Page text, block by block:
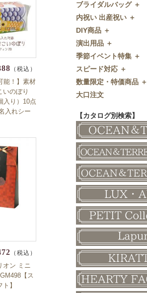
（税込）
能！】素材
のぼり
入り）10点
入れシー
（税込）
オン ミニ
【ス
】
チョコレート
ディズニー
ドラジェ
プチタオル
席札立て
耳かき＆ぺん
紅茶＆コーヒー
和風プチギフト
その他
引出物セット
和食器
名入れ贈呈品
特選ギフト
珈琲・紅茶
鰹節・フード
FLAVOR
席札
付箋・メッセージカ
印刷代行
ディズニーシリーズ
ウェイトベア
子育て卒業証書
クロックギフト
OCEAN&TERRE
SHIKISAI ONE
Grace
ウェルカムボード
カラーステンドグラ
ガラス
フラワータイプ
ペンダントクロック
ミラー
メッセージパズル
似顔絵
和風ボード
ブライダルバッグ ＋
ブライダルバッグ
内祝い 出産祝い ＋
内祝い 出産祝い
DIY商品 ＋
DIY商品
演出用品 ＋
演出用品
リングピロー
ブーケプルズ
結婚証明書
その他
季節イベント特集 ＋
季節イベント特集
サクラ
クローバー
クリスマス
バレンタイン
ホワイトデー
母の日
父の日
敬老の日
スピード対応 ＋
スピード対応
即日お急ぎ発送
数量限定・特価商品 ＋
数量限定・特価商品
大口注文
【カタログ別検索】